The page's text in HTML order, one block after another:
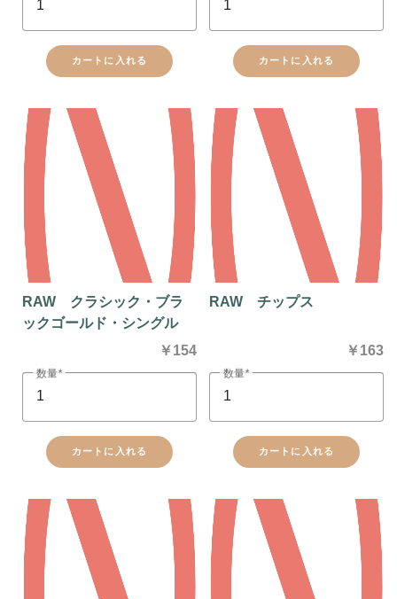
カートに入れる カートに入れる
RAW クラシック・ブラ
ックゴールド・シングル
￥154
数量
カートに入れる
RAW チップス
￥163
数量
カートに入れる
カートに追加しました。
カートへ進む
お買い物を続ける